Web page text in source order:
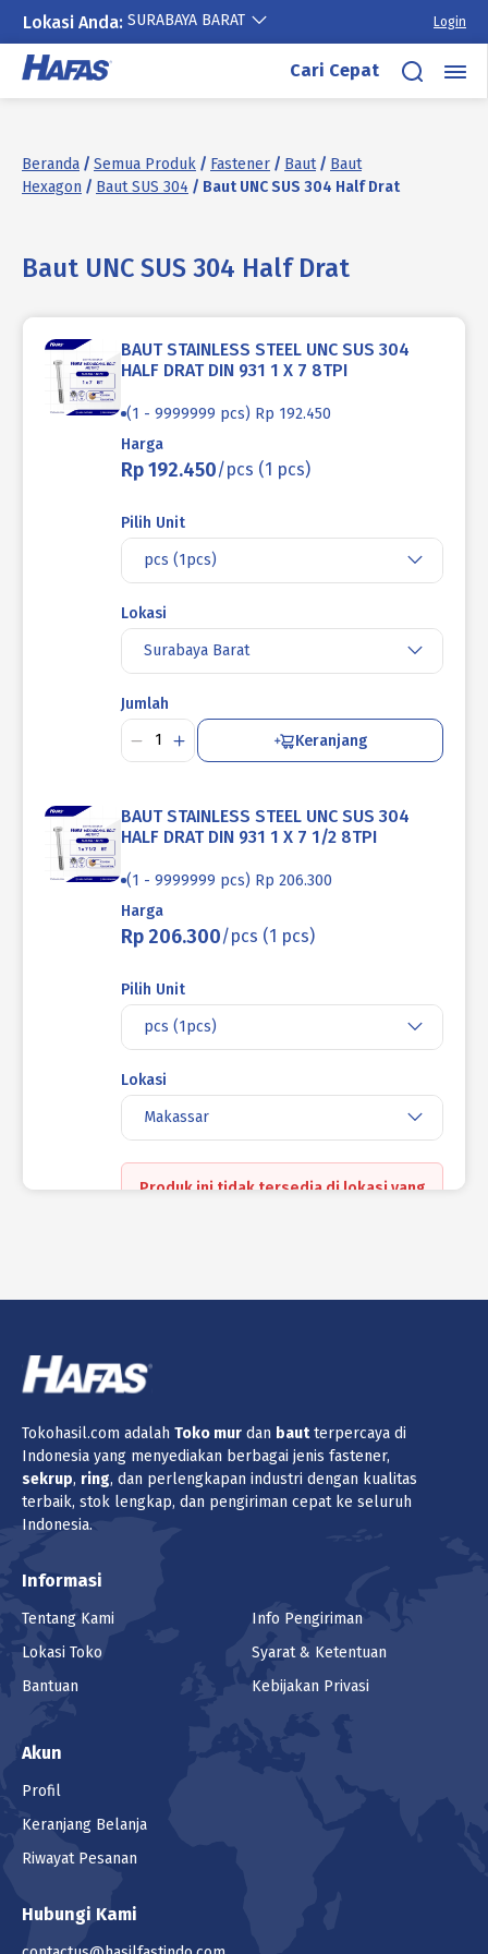
Lokasi Anda: SURABAYA BARAT Login
Lewati
konten
Cari Cepat
Beranda / Semua Produk / Fastener / Baut/ Baut
Hexagon / Baut SUS 304 / Baut UNC SUS 304 Half Drat
Baut UNC SUS 304 Half Drat
BAUT STAINLESS STEEL UNC SUS 304
HALF DRAT DIN 931 1 X 7 8TPI
(1 - 9999999 pcs) Rp 192.450
Harga
Rp 192.450/pcs (1 pcs)
Pilih Unit
pcs (1pcs)
Lokasi
Surabaya Barat
Jumlah
Keranjang
BAUT STAINLESS STEEL UNC SUS 304
HALF DRAT DIN 931 1 X 7 1/2 8TPI
(1 - 9999999 pcs) Rp 206.300
Harga
Rp 206.300/pcs (1 pcs)
Pilih Unit
pcs (1pcs)
Lokasi
Makassar
Produk ini tidak tersedia di lokasi yang
Keranjang
BAUT STAINLESS STEEL UNC SUS 304
HALF DRAT DIN 931 1 X 8 8TPI
(1 - 9999999 pcs) Rp 220.150
Harga
Rp 220.150/pcs (1 pcs)
Jumlah
Tokohasil.com adalah Toko mur dan bautterpercaya di
Indonesia yang menyediakan berbagai jenis fastener,
sekrup, ring, dan perlengkapan industri dengan kualitas
terbaik, stok lengkap, dan pengiriman cepat ke seluruh
Indonesia.
Informasi
Tentang Kami
Lokasi Toko
Bantuan
Info Pengiriman
Syarat & Ketentuan
Kebijakan Privasi
Akun
Profil
Keranjang Belanja
Riwayat Pesanan
Hubungi Kami